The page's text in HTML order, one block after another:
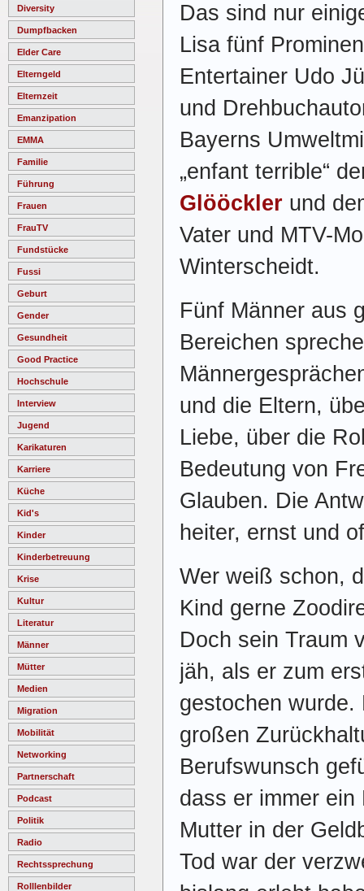
Diversity
Dumpfbacken
Elder Care
Elterngeld
Elternzeit
Emanzipation
EMMA
Familie
Führung
Frauen
FrauTV
Fundstücke
Fussi
Geburt
Gender
Gesundheit
Good Practice
Hochschule
Interview
Jugend
Karikaturen
Karriere
Küche
Kid's
Kinder
Kinderbetreuung
Krise
Kultur
Literatur
Männer
Mütter
Medien
Migration
Mobilität
Networking
Partnerschaft
Podcast
Politik
Radio
Rechtssprechung
Rolllenbilder
Das sind nur
Lisa fünf
Entertainer Udo
und
Bayerns
„enfant terrible“
Glööckler und
Vater und MTV-
Winterscheidt.
Fünf Männer aus
Bereichen
und die Eltern,
Liebe, über die
Bedeutung von
Glauben. Die
heiter, ernst und
Wer weiß schon,
Kind gerne
Doch sein Traum
jäh, als er zum
gestochen wurde.
großen
Berufswunsch
dass er immer
Mutter in der
Tod war der